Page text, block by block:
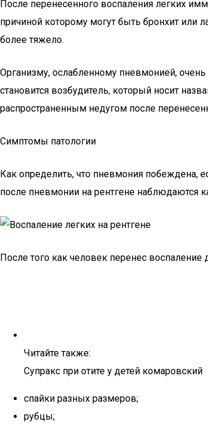
После перенесенного воспаления легких
причиной которому могут быть бронхит или
более тяжело.
Организму, ослабленному пневмонией,
становится возбудитель, который носит
распространенным недугом после
Симптомы патологии
Как определить, что пневмония побеждена,
после пневмонии на рентгене наблюдаются
После того как человек перенес воспаление
Читайте также:
Супракс при отите у детей комаровский
спайки разных размеров;
рубцы;